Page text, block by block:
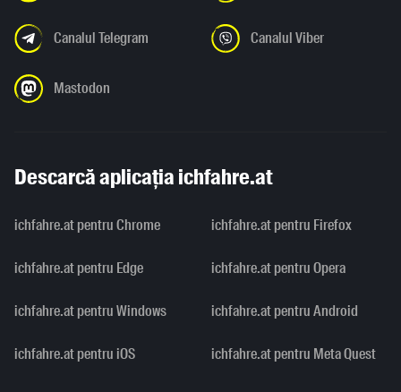
Canalul Telegram Canalul Viber
Mastodon
Descarcă aplicația ichfahre.at
ichfahre.at pentru Chrome ichfahre.at pentru Firefox
ichfahre.at pentru Edge ichfahre.at pentru Opera
ichfahre.at pentru Windows ichfahre.at pentru Android
ichfahre.at pentru iOS ichfahre.at pentru Meta Quest